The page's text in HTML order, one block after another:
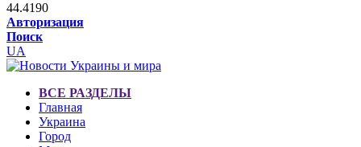
44.4190
Авторизация
Поиск
UA
ВСЕ РАЗДЕЛЫ
Главная
Украина
Город